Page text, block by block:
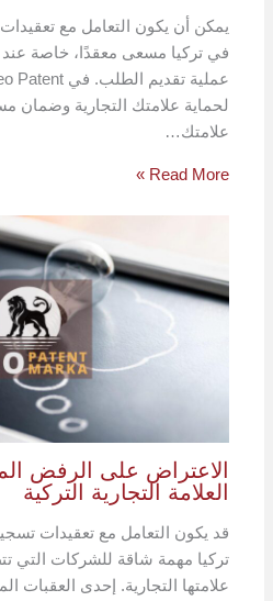
يمكن أن يكون التعامل مع
في تركيا مسعى معقدًا، خاصة عند
لحماية علامتك التجارية وضمان
علامتك…
Read More »
الاعتراض على الرفض
العلامة التجارية التركية
قد يكون التعامل مع تعقيدات
تركيا مهمة شاقة للشركات التي
علامتها التجارية. إحدى العقبات